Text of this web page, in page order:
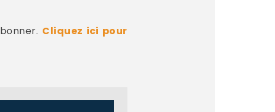
Cliquez ici pour